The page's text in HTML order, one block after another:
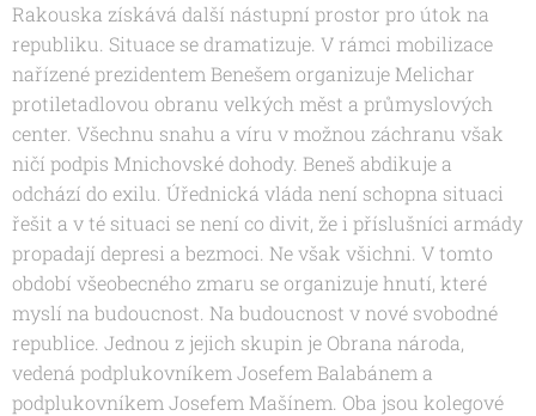
Rakouska získává další nástupní prostor pro útok na
republiku. Situace se dramatizuje. V rámci mobilizace
nařízené prezidentem Benešem organizuje Melichar
protiletadlovou obranu velkých měst a průmyslových
center. Všechnu snahu a víru v možnou záchranu však
ničí podpis Mnichovské dohody. Beneš abdikuje a
odchází do exilu. Úřednická vláda není schopna situaci
řešit a v té situaci se není co divit, že i příslušníci armády
propadají depresi a bezmoci. Ne však všichni. V tomto
období všeobecného zmaru se organizuje hnutí, které
myslí na budoucnost. Na budoucnost v nové svobodné
republice. Jednou z jejich skupin je Obrana národa,
vedená podplukovníkem Josefem Balabánem a
podplukovníkem Josefem Mašínem. Oba jsou kolegové